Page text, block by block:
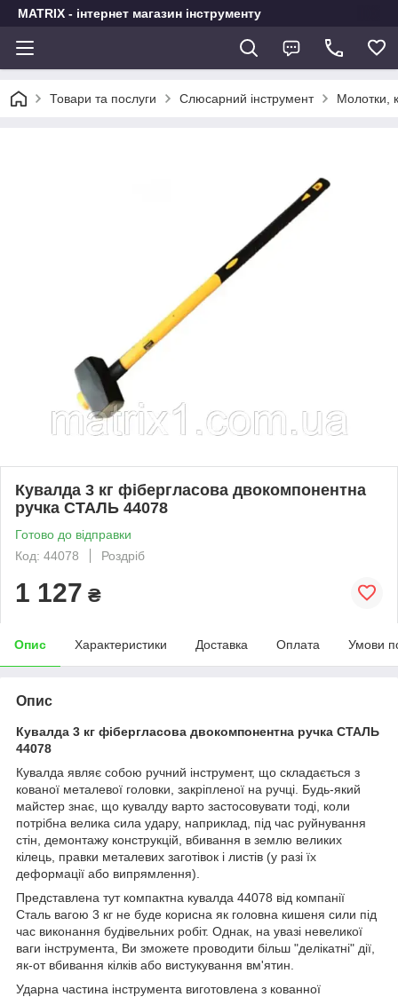
MATRIX - інтернет магазин інструменту
Товари та послуги Слюсарний інструмент Молотки,
Кувалда 3 кг фібергласова двокомпонентна
ручка СТАЛЬ 44078
Готово до відправки
Код: 44078
Роздріб
1 127 ₴
Опис Характеристики Доставка Оплата Умови
Опис
Кувалда 3 кг фібергласова двокомпонентна ручка СТАЛЬ
44078
Кувалда являє собою ручний інструмент, що складається з
кованої металевої головки, закріпленої на ручці. Будь-який
майстер знає, що кувалду варто застосовувати тоді, коли
потрібна велика сила удару, наприклад, під час руйнування
стін, демонтажу конструкцій, вбивання в землю великих
кілець, правки металевих заготівок і листів (у разі їх
деформації або випрямлення).
Представлена тут компактна кувалда 44078 від компанії
Сталь вагою 3 кг не буде корисна як головна кишеня сили під
час виконання будівельних робіт. Однак, на увазі невеликої
ваги інструмента, Ви зможете проводити більш "делікатні" дії,
як-от вбивання кілків або вистукування вм'ятин.
Ударна частина інструмента виготовлена з кованної